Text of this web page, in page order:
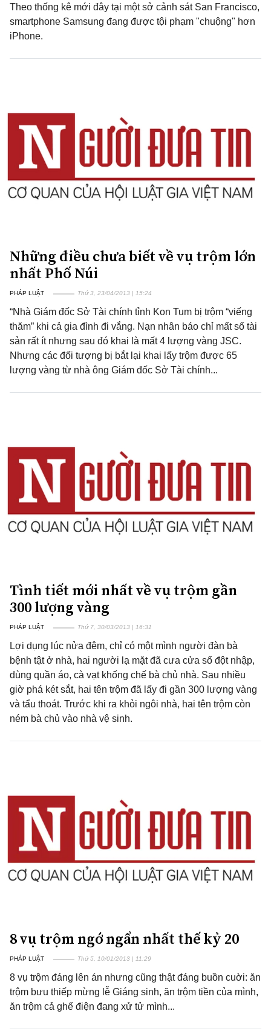
Theo thống kê mới đây tại một sở cảnh sát San Francisco,
smartphone Samsung đang được tội phạm "chuộng" hơn
iPhone.
Những điều chưa biết về vụ trộm lớn
nhất Phố Núi
PHÁP LUẬT Thứ 3, 23/04/2013 | 15:24
“Nhà Giám đốc Sở Tài chính tỉnh Kon Tum bị trộm “viếng
thăm” khi cả gia đình đi vắng. Nạn nhân báo chỉ mất số tài
sản rất ít nhưng sau đó khai là mất 4 lượng vàng JSC.
Nhưng các đối tượng bị bắt lại khai lấy trộm được 65
lượng vàng từ nhà ông Giám đốc Sở Tài chính...
Tình tiết mới nhất về vụ trộm gần
300 lượng vàng
PHÁP LUẬT Thứ 7, 30/03/2013 | 16:31
Lợi dụng lúc nửa đêm, chỉ có một mình người đàn bà
bệnh tật ở nhà, hai người lạ mặt đã cưa cửa sổ đột nhập,
dùng quần áo, cà vạt khống chế bà chủ nhà. Sau nhiều
giờ phá két sắt, hai tên trộm đã lấy đi gần 300 lượng vàng
và tẩu thoát. Trước khi ra khỏi ngôi nhà, hai tên trộm còn
ném bà chủ vào nhà vệ sinh.
8 vụ trộm ngớ ngẩn nhất thế kỷ 20
PHÁP LUẬT Thứ 5, 10/01/2013 | 11:29
8 vụ trộm đáng lên án nhưng cũng thật đáng buồn cuời: ăn
trộm bưu thiếp mừng lễ Giáng sinh, ăn trộm tiền của mình,
ăn trộm cả ghế điện đang xử tử mình...